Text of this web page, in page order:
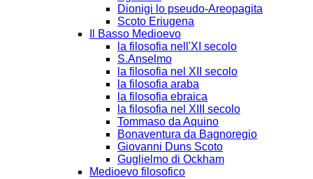
Dionigi lo pseudo-Areopagita
Scoto Eriugena
Il Basso Medioevo
la filosofia nell'XI secolo
S.Anselmo
la filosofia nel XII secolo
la filosofia araba
la filosofia ebraica
la filosofia nel XIII secolo
Tommaso da Aquino
Bonaventura da Bagnoregio
Giovanni Duns Scoto
Guglielmo di Ockham
Medioevo filosofico